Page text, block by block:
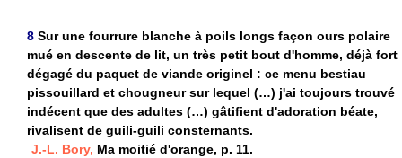
8 Sur une fourrure blanche à poils longs façon ours polaire
mué en descente de lit, un très petit bout d'homme, déjà fort
dégagé du paquet de viande originel : ce menu bestiau
pissouillard et chougneur sur lequel (…) j'ai toujours trouvé
indécent que des adultes (…) gâtifient d'adoration béate,
rivalisent de guili-guili consternants.
J.-L. Bory, Ma moitié d'orange, p. 11.